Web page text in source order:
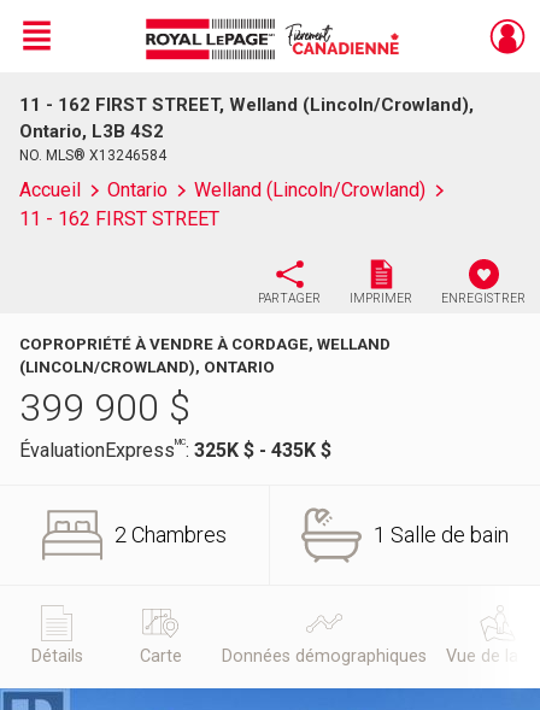
Live
En Direct
Menu
11 - 162 FIRST STREET, Welland (Lincoln/Crowland),
Ontario, L3B 4S2
NO. MLS® X13246584
Accueil Ontario
Welland (Lincoln/Crowland)
11 - 162 FIRST STREET
PARTAGER IMPRIMER ENREGISTRER
COPROPRIÉTÉ À VENDRE À CORDAGE, WELLAND
(LINCOLN/CROWLAND), ONTARIO
399 900 $
ÉvaluationExpressMC: 325K $ - 435K $
2 Chambres 1 Salle de bain
Détails Carte Données démographiques Vue de la